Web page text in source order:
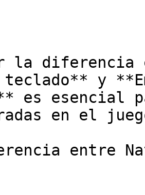
la diferencia
y
es esencial
en el
entre